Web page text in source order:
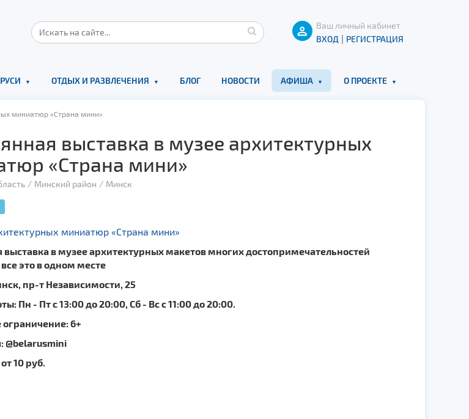
Ваш личный кабинет
ВХОД | РЕГИСТРАЦИЯ
ОТДЫХ И РАЗВЛЕЧЕНИЯ БЛОГ НОВОСТИ АФИША О ПРОЕКТЕ
миниатюр «Страна мини»
выставка в музее архитектурных
«Страна мини»
Минский район Минск
миниатюр «Страна мини»
выставка в музее архитектурных макетов многих достопримечательностей
это в одном месте
пр-т Независимости, 25
Пн - Пт с 13:00 до 20:00, Сб - Вс с 11:00 до 20:00.
ограничение: 6+
@belarusmini
10 руб.